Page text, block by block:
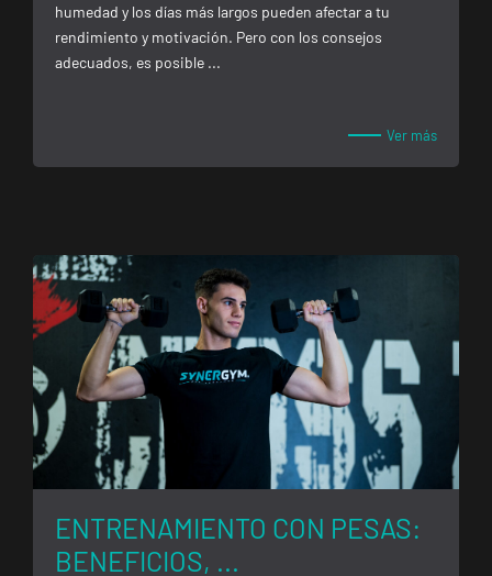
humedad y los días más largos pueden afectar a tu
rendimiento y motivación. Pero con los consejos
adecuados, es posible ...
Ver más
ENTRENAMIENTO CON PESAS:
BENEFICIOS, ...